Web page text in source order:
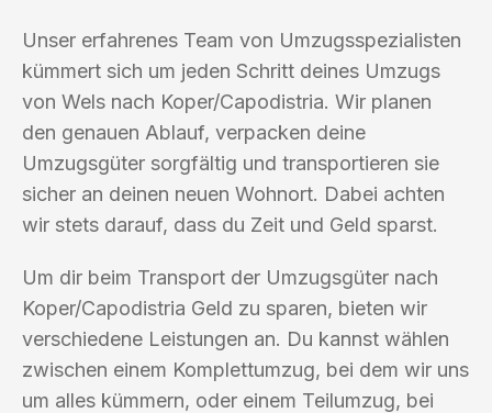
Unser erfahrenes Team von Umzugsspezialisten
kümmert sich um jeden Schritt deines Umzugs
von Wels nach Koper/Capodistria. Wir planen
den genauen Ablauf, verpacken deine
Umzugsgüter sorgfältig und transportieren sie
sicher an deinen neuen Wohnort. Dabei achten
wir stets darauf, dass du Zeit und Geld sparst.
Um dir beim Transport der Umzugsgüter nach
Koper/Capodistria Geld zu sparen, bieten wir
verschiedene Leistungen an. Du kannst wählen
zwischen einem Komplettumzug, bei dem wir uns
um alles kümmern, oder einem Teilumzug, bei